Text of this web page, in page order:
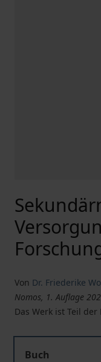
Von Dr. Friederike
Nomos, 1. Auflage
Das Werk ist Teil der
Buch